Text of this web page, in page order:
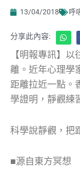
13/04/2018 呼
分享此內容:
【明報專訊】
離。近年心理學
距離拉近一點。
學證明，靜觀練
科學說靜觀，把
■源自東方冥想